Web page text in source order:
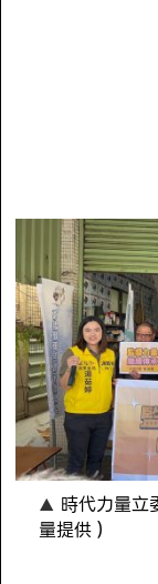
時代力量立
量提供）